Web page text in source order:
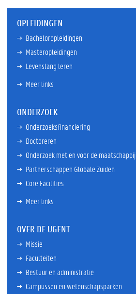
OPLEIDINGEN
Bacheloropleidingen
Masteropleidingen
Levenslang leren
Meer links
ONDERZOEK
Onderzoeksfinanciering
Doctoreren
Onderzoek met en voor de maatschappij
Partnerschappen Globale Zuiden
Core Facilities
Meer links
OVER DE UGENT
Missie
Faculteiten
Bestuur en administratie
Campussen en wetenschapsparken